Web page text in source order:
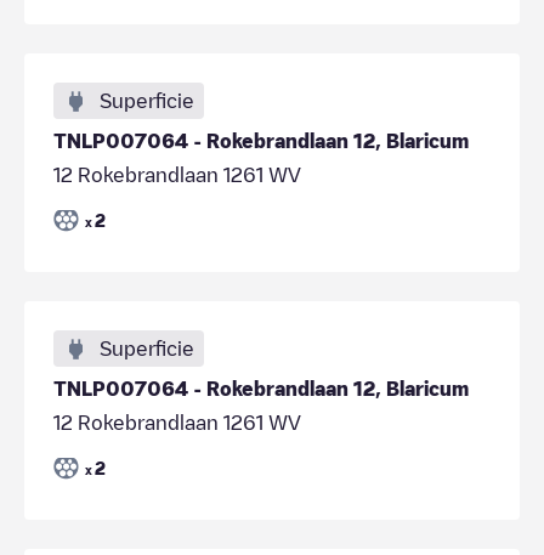
Superficie
TNLP007064 - Rokebrandlaan 12, Blaricum
12 Rokebrandlaan 1261 WV
x 2
Superficie
TNLP007064 - Rokebrandlaan 12, Blaricum
12 Rokebrandlaan 1261 WV
x 2